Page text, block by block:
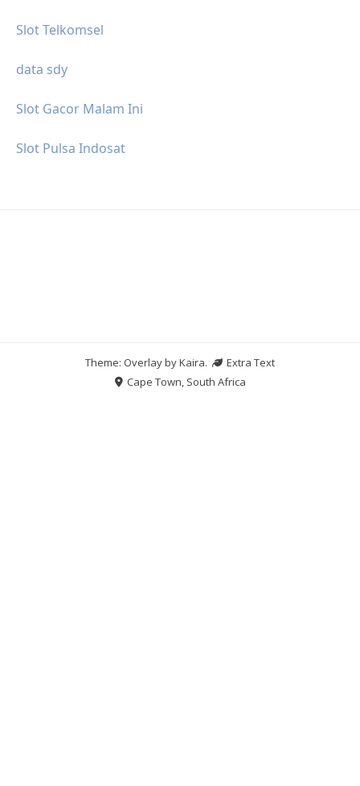
Slot Telkomsel
data sdy
Slot Gacor Malam Ini
Slot Pulsa Indosat
Theme: Overlay byKaira.
Extra Text
Cape Town, South Africa